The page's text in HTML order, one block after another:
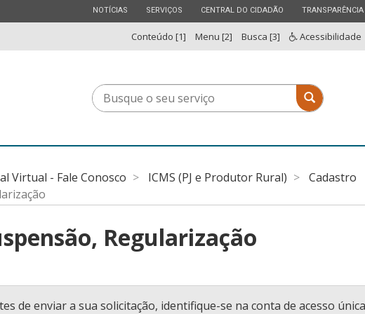
ESTADO
NOTÍCIAS ESTADO
SERVIÇOS ESTADO
CENTRAL DO CIDADÃO ESTADO
TRANSPARÊNCIA
Conteúdo [1] Menu [2] Busca [3] Acessibilidade
Busque
o
serviço
Busque o
Virtual - Fale Conosco ICMS (PJ e Produtor Rural)
Cadastro
Regularização
de enviar a sua solicitação, identifique-se na conta de acesso